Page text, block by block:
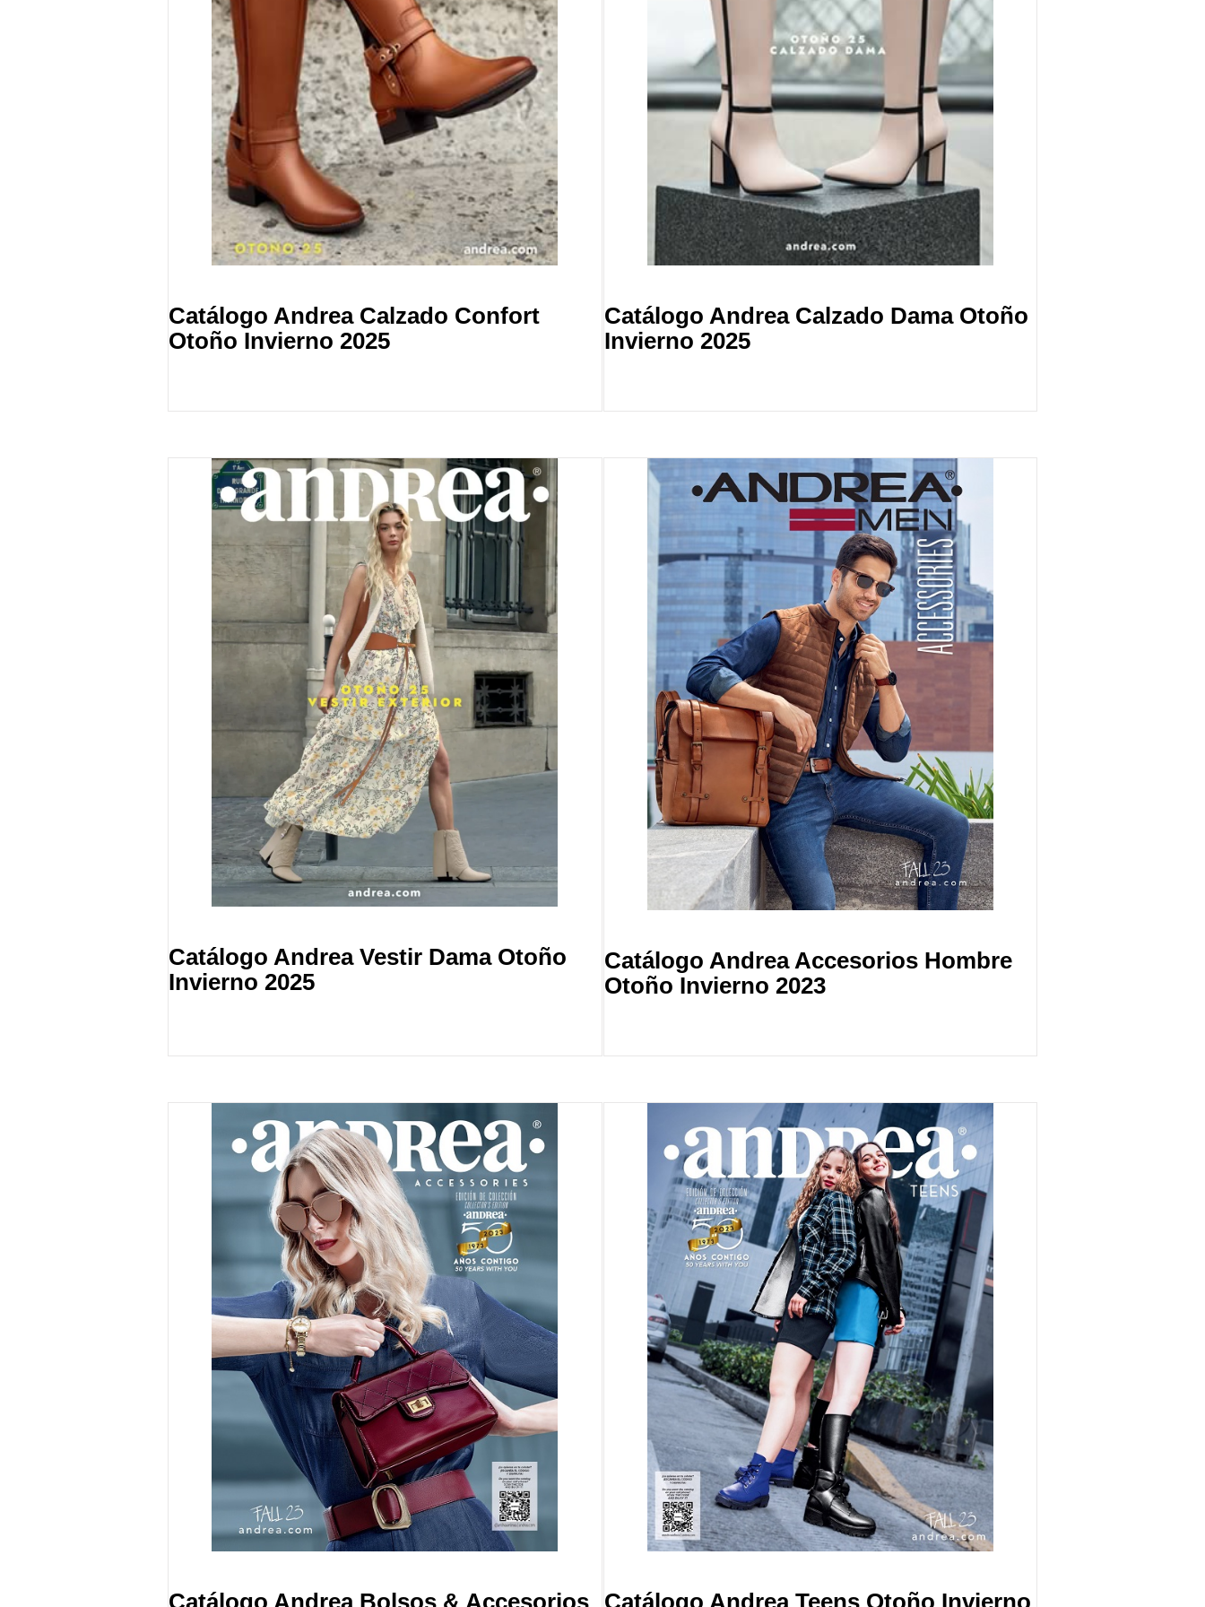
Catálogo Andrea Calzado Confort
Otoño Invierno 2025
Catálogo Andrea Calzado Dama Otoño
Invierno 2025
Catálogo Andrea Vestir Dama Otoño
Invierno 2025
Catálogo Andrea Accesorios Hombre
Otoño Invierno 2023
Catálogo Andrea Bolsos & Accesorios Catálogo Andrea Teens Otoño Invierno